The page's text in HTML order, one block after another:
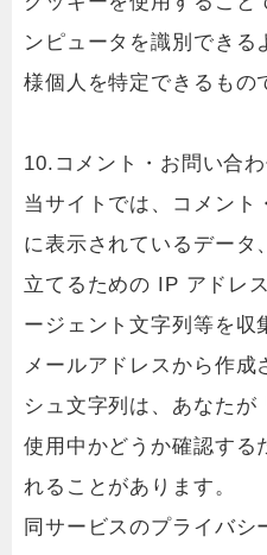
ンピュータを識別できる
様個人を特定できるもの
10.コメント・お問い合
当サイトでは、コメント
に表示されているデータ
立てるための IP アドレ
ージェント文字列等を収
メールアドレスから作成
シュ文字列は、あなた
使用中かどうか確認する
れることがあります。
同サービスのプライバシ